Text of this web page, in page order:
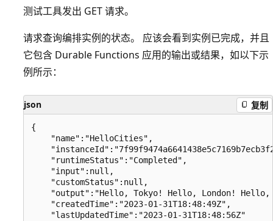
测试工具发出 GET 请求。
请求查询编排实例的状态。 应该会看到实例已完成，并且
它包含 Durable Functions 应用的输出或结果，如以下示
例所示：
json 复制
{
    "name":"HelloCities",
    "runtimeStatus":"Completed",
    "input":null,
    "customStatus":null,
"output":"Hello, Tokyo! Hello, London! Hello,
    "createdTime":"2023-01-31T18:48:49Z",
    "lastUpdatedTime":"2023-01-31T18:48:56Z"